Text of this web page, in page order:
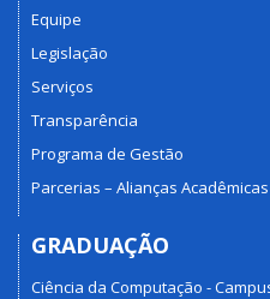
Equipe
Legislação
Serviços
Transparência
Programa de Gestão
Parcerias – Alianças Acadêmicas
GRADUAÇÃO
Ciência da Computação -